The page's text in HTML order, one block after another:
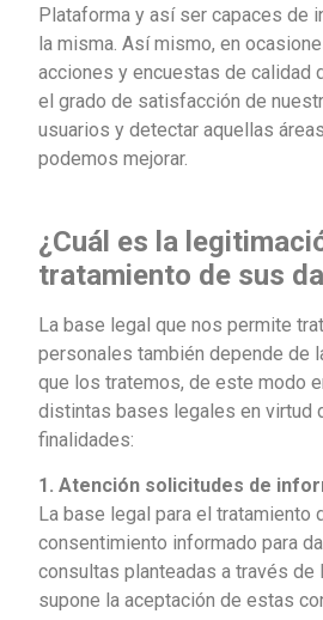
Plataforma y así ser capaces de
la misma. Así mismo, en
acciones y encuestas de calidad
el grado de satisfacción de
usuarios y detectar aquellas
podemos mejorar.
¿Cuál es la
tratamiento de sus
La base legal que nos permite
personales también depende de
que los tratemos, de este modo
distintas bases legales en virtud
finalidades:
1. Atención solicitudes de
La base legal para el tratamiento
consentimiento informado para
consultas planteadas a través de
supone la aceptación de estas